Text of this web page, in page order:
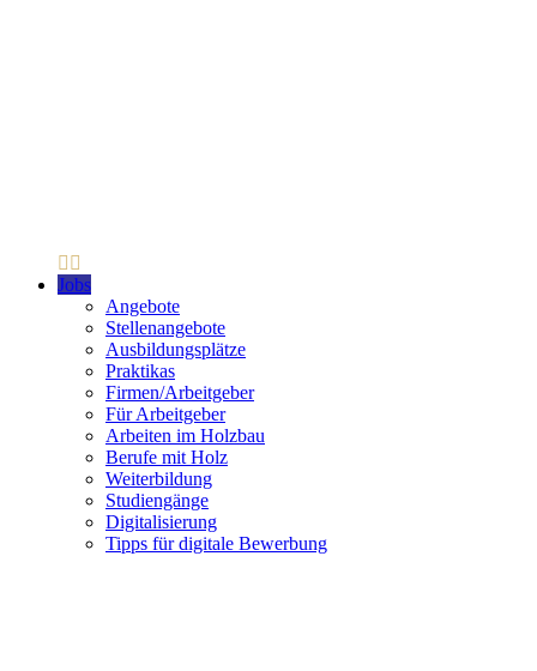
Jobs
Angebote
Stellenangebote
Ausbildungsplätze
Praktikas
Firmen/Arbeitgeber
Für Arbeitgeber
Arbeiten im Holzbau
Berufe mit Holz
Weiterbildung
Studiengänge
Digitalisierung
Tipps für digitale Bewerbung